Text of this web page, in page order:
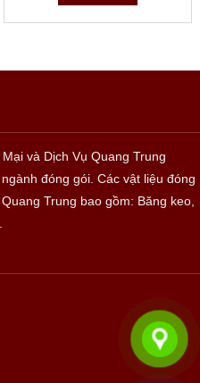
và Dịch Vụ Quang Trung
đóng gói. Các vật liệu đóng
Trung bao gồm: Băng keo,